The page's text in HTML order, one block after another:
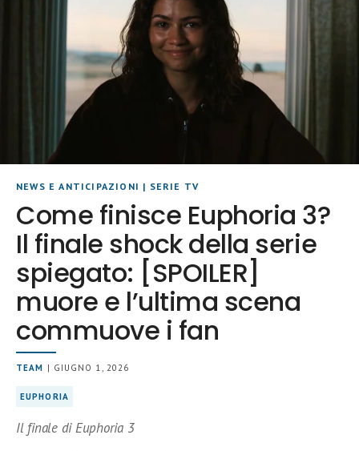
NEWS E ANTICIPAZIONI | SERIE TV
Come finisce Euphoria 3?
Il finale shock della serie
spiegato: [SPOILER]
muore e l’ultima scena
commuove i fan
TEAM | GIUGNO 1, 2026
EUPHORIA
Il finale di Euphoria 3